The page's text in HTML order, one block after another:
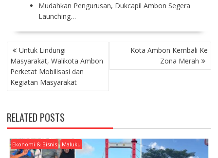
Mudahkan Pengurusan, Dukcapil Ambon Segera
Launching…
P
O
S
T
N
V
I
G
A
T
Untuk Lindungi
Masyarakat, Walikota Ambon
Perketat Mobilisasi dan
Kegiatan Masyarakat
Kota Ambon Kembali Ke
Zona Merah
RELATED POSTS
Ekonomi & Bisnis Maluku